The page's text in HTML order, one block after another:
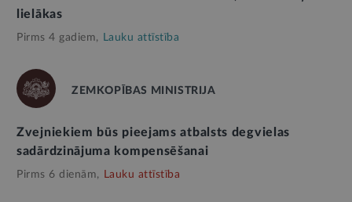
lielākas
Pirms 4 gadiem, Lauku attīstība
ZEMKOPĪBAS MINISTRIJA
Zvejniekiem būs pieejams atbalsts degvielas
sadārdzinājuma kompensēšanai
Pirms 6 dienām, Lauku attīstība